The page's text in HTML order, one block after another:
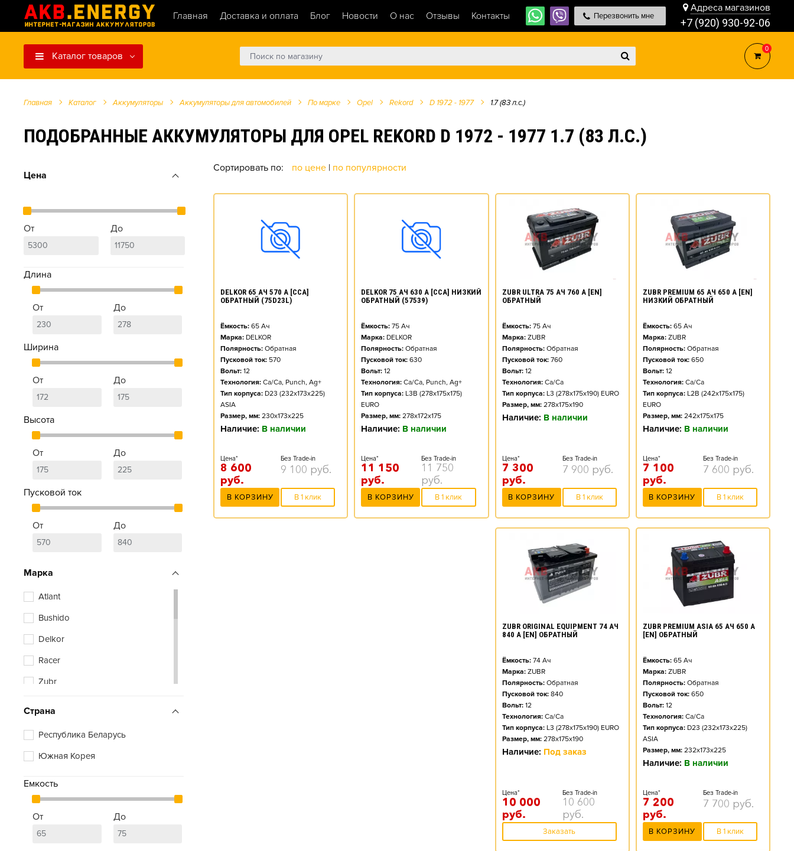
Главная Доставка и оплата Блог Новости О нас Отзывы Контакты Перезвонить мне
Адреса магазинов
+7 (920) 930-92-06
Каталог товаров
0
Главная Каталог Аккумуляторы Аккумуляторы для автомобилей По марке Opel Rekord D 1972 - 1977 1.7 (83 л.с.)
ПОДОБРАННЫЕ АККУМУЛЯТОРЫ ДЛЯ OPEL REKORD D 1972 - 1977 1.7 (83 Л.С.)
Цена
От До
Длина
От До
Ширина
От До
Высота
От До
Пусковой ток
От До
Марка
Atlant
Bushido
Delkor
Racer
Zubr
Страна
Республика Беларусь
Южная Корея
Емкость
От До
Сортировать по: по цене | по популярности
DELKOR 65 АЧ 570 А [CCA]
ОБРАТНЫЙ (75D23L)
Ёмкость: 65 Ач
Марка: DELKOR
Полярность: Обратная
Пусковой ток: 570
Вольт: 12
Технология: Ca/Ca, Punch, Ag+
Тип корпуса: D23 (232x173x225)
ASIA
Размер, мм: 230x173x225
Наличие: В наличии
Цена*
8 600
руб.
Без Trade-in
9 100 руб.
В КОРЗИНУ В 1 клик
DELKOR 75 АЧ 630 А [CCA] НИЗКИЙ
ОБРАТНЫЙ (57539)
Ёмкость: 75 Ач
Марка: DELKOR
Полярность: Обратная
Пусковой ток: 630
Вольт: 12
Технология: Ca/Ca, Punch, Ag+
Тип корпуса: L3B (278x175x175)
EURO
Размер, мм: 278x172x175
Наличие: В наличии
Цена*
11 150
руб.
Без Trade-in
11 750
руб.
В КОРЗИНУ В 1 клик
ZUBR ULTRA 75 АЧ 760 А [EN]
ОБРАТНЫЙ
Ёмкость: 75Ач
Марка: ZUBR
Полярность: Обратная
Пусковой ток: 760
Вольт: 12
Технология: Ca/Ca
Тип корпуса: L3 (278x175x190) EURO
Размер, мм: 278x175x190
Наличие: В наличии
Цена*
7 300
руб.
Без Trade-in
7 900 руб.
В КОРЗИНУ В 1 клик
ZUBR PREMIUM 65 АЧ 650 А [EN]
НИЗКИЙ ОБРАТНЫЙ
Ёмкость: 65Ач
Марка: ZUBR
Полярность: Обратная
Пусковой ток: 650
Вольт: 12
Технология: Ca/Ca
Тип корпуса: L2B (242x175x175)
EURO
Размер, мм: 242x175x175
Наличие: В наличии
Цена*
7 100
руб.
Без Trade-in
7 600 руб.
В КОРЗИНУ В 1 клик
ZUBR ORIGINAL EQUIPMENT 74 АЧ
840 А [EN] ОБРАТНЫЙ
Ёмкость: 74Ач
Марка: ZUBR
Полярность: Обратная
Пусковой ток: 840
Вольт: 12
Технология: Ca/Ca
Тип корпуса: L3 (278x175x190) EURO
Размер, мм: 278x175x190
Наличие: Под заказ
Цена*
10 000
руб.
Без Trade-in
10 600
руб.
Заказать
ZUBR PREMIUM ASIA 65 АЧ 650 А
[EN] ОБРАТНЫЙ
Ёмкость: 65Ач
Марка: ZUBR
Полярность: Обратная
Пусковой ток: 650
Вольт: 12
Технология: Ca/Ca
Тип корпуса: D23 (232x173x225)
ASIA
Размер, мм: 232x173x225
Наличие: В наличии
Цена*
7 200
руб.
Без Trade-in
7 700 руб.
В КОРЗИНУ В 1 клик